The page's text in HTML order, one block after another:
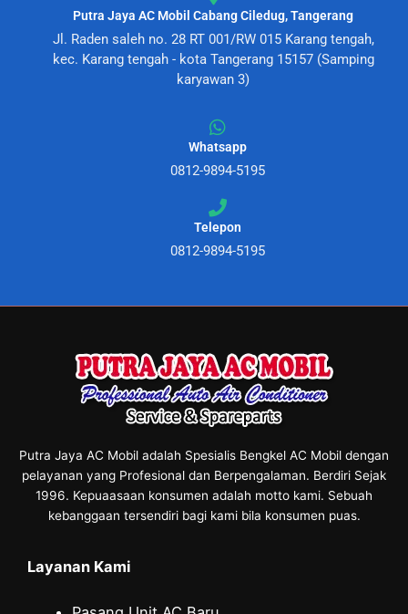
Putra Jaya AC Mobil Cabang Ciledug, Tangerang
Jl. Raden saleh no. 28 RT 001/RW 015 Karang tengah,
kec. Karang tengah - kota Tangerang 15157 (Samping
karyawan 3)
Whatsapp
0812-9894-5195
Telepon
0812-9894-5195
Putra Jaya AC Mobil adalah Spesialis Bengkel AC Mobil dengan
pelayanan yang Profesional dan Berpengalaman. Berdiri Sejak
1996. Kepuaasaan konsumen adalah motto kami. Sebuah
kebanggaan tersendiri bagi kami bila konsumen puas.
Layanan Kami